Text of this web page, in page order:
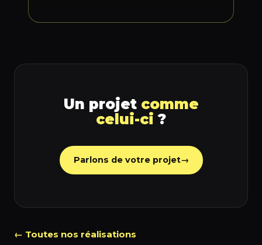
Un projet comme
celui-ci ?
Parlons de votre projet→
← Toutes nos réalisations